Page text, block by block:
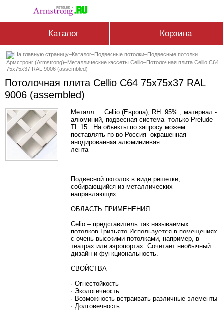
Каталог Корзина
–Каталог–Подвесные потолки–Подвесные потолки
Армстронг (Armstrong)–Металлические кассеты Cellio–Потолочная плита Cellio C64
75x75x37 RAL 9006 (assembled)
Потолочная плита Cellio C64 75x75x37 RAL
9006 (assembled)
Металл. Cellio (Европа), RH 95% , материал -
алюминий, подвесная система только Prelude
TL 15. На объекты по запросу можем
поставлять пр-во Россия окрашенная
анодированная алюминиевая
лента
Подвесной потолок в виде решетки,
собирающийся из металлических
направляющих.
ОБЛАСТЬ ПРИМЕНЕНИЯ
Celio – представитель так называемых
потолков Грильято.Используется в помещениях
с очень высокими потолками, например, в
театрах или аэропортах. Сочетает необычный
дизайн и функциональность.
СВОЙСТВА
· Огнестойкость
· Экологичность
· Возможность встраивать различные элементы
· Долговечность